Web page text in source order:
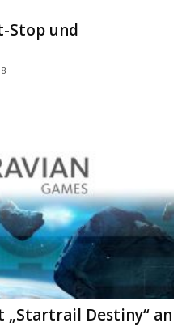
Stop und
„Startrail Destiny“ an